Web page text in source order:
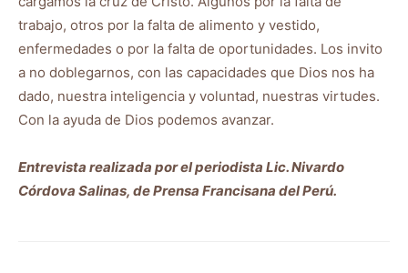
trabajo, otros por la falta de alimento y vestido,
enfermedades o por la falta de oportunidades. Los invito
a no doblegarnos, con las capacidades que Dios nos ha
dado, nuestra inteligencia y voluntad, nuestras virtudes.
Con la ayuda de Dios podemos avanzar.
Entrevista realizada por el periodista Lic. Nivardo
Córdova Salinas, de Prensa Francisana del Perú.